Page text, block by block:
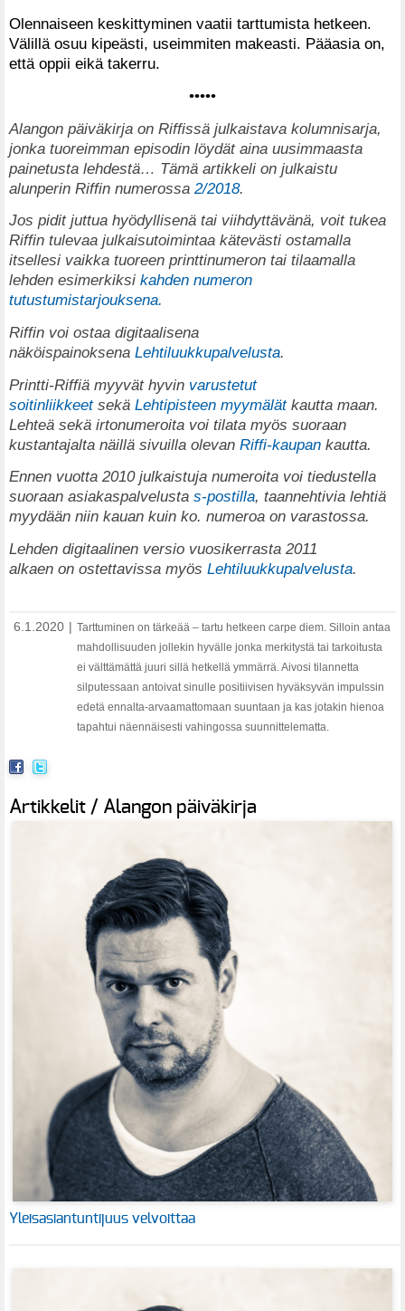
Olennaiseen keskittyminen vaatii tarttumista hetkeen.
Välillä osuu kipeästi, useimmiten makeasti. Pääasia on,
että oppii eikä takerru.
•••••
Alangon päiväkirja on Riffissä julkaistava kolumnisarja,
jonka tuoreimman episodin löydät aina uusimmaasta
painetusta lehdestä… Tämä artikkeli on julkaistu
alunperin Riffin numerossa 2/2018.
Jos pidit juttua hyödyllisenä tai viihdyttävänä, voit tukea
Riffin tulevaa julkaisutoimintaa kätevästi ostamalla
itsellesi vaikka tuoreen printtinumeron tai tilaamalla
lehden esimerkiksi kahden numeron
tutustumistarjouksena.
Riffin voi ostaa digitaalisena
näköispainoksena Lehtiluukkupalvelusta.
Printti-Riffiä myyvät hyvin varustetut
soitinliikkeet sekä Lehtipisteen myymälätkautta maan.
Lehteä sekä irtonumeroita voi tilata myös suoraan
kustantajalta näillä sivuilla olevan Riffi-kaupan kautta.
Ennen vuotta 2010 julkaistuja numeroita voi tiedustella
suoraan asiakaspalvelusta s-postilla, taannehtivia lehtiä
myydään niin kauan kuin ko. numeroa on varastossa.
Lehden digitaalinen versio vuosikerrasta 2011
alkaen on ostettavissa myös Lehtiluukkupalvelusta.
6.1.2020 Tarttuminen on tärkeää – tartu hetkeen carpe diem. Silloin antaa
mahdollisuuden jollekin hyvälle jonka merkitystä tai tarkoitusta
ei välttämättä juuri sillä hetkellä ymmärrä. Aivosi tilannetta
silputessaan antoivat sinulle positiivisen hyväksyvän impulssin
edetä ennalta-arvaamattomaan suuntaan ja kas jotakin hienoa
tapahtui näennäisesti vahingossa suunnittelematta.
Artikkelit / Alangon päiväkirja
Yleisasiantuntijuus velvoittaa